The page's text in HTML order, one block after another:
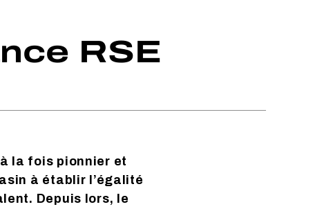
RSE
la fois pionnier et
à établir l’égalité
Depuis lors, le